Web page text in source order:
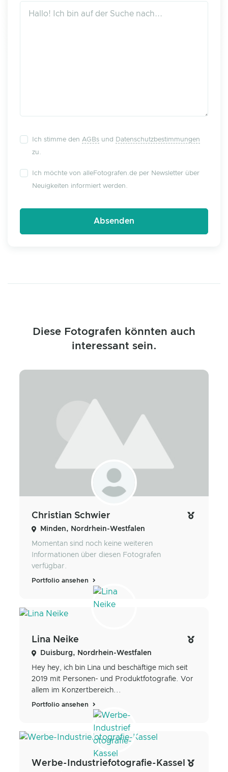
Ich stimme den AGBs und
Datenschutzbestimmungen
zu.
Ich möchte von alleFotografen.de per Newsletter über
Neuigkeiten informiert werden.
Diese Fotografen könnten auch
interessant sein.
Christian Schwier
Minden, Nordrhein-Westfalen
Momentan sind noch keine weiteren
Informationen über diesen Fotografen
verfügbar.
Portfolio ansehen
Lina Neike
Duisburg, Nordrhein-Westfalen
Hey hey, ich bin Lina und beschäftige mich seit
2019 mit Personen- und Produktfotografie. Vor
allem im Konzertbereich...
Portfolio ansehen
Werbe-Industriefotografie-Kassel